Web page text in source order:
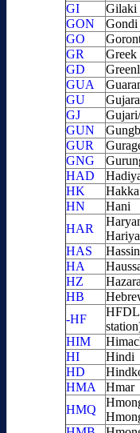
GI
Gilaki
GON
Gondi
GO
GR
Greek
GD
GUA
GU
GJ
GUN
GUR
GNG
HAD
HK
Hakka
HN
Hani
HAR
HAS
HA
HZ
HB
-HF
HFDL
HIM
HI
Hindi
HD
HMA
Hmar
HMQ